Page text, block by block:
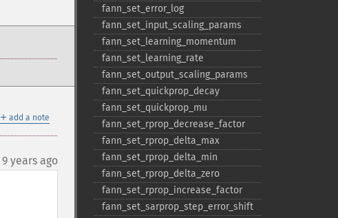
＋ add a note
9 years ago
fann_​set_​error_​log
fann_​set_​input_​scaling_​params
fann_​set_​learning_​momentum
fann_​set_​learning_​rate
fann_​set_​output_​scaling_​params
fann_​set_​quickprop_​decay
fann_​set_​quickprop_​mu
fann_​set_​rprop_​decrease_​factor
fann_​set_​rprop_​delta_​max
fann_​set_​rprop_​delta_​min
fann_​set_​rprop_​delta_​zero
fann_​set_​rprop_​increase_​factor
fann_​set_​sarprop_​step_​error_​shift